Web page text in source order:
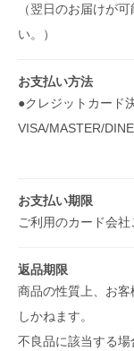
（翌日のお届けが
い。）
お支払い方法
●クレジットカード
VISA/MASTER/
お支払い期限
ご利用のカード会
返品期限
商品の性質上、お
しかねます。
不良品に該当する